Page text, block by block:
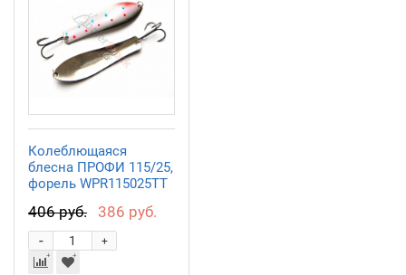
Колеблющаяся
блесна ПРОФИ 115/25,
форель WPR115025TT
406 руб. 386 руб.
+
-